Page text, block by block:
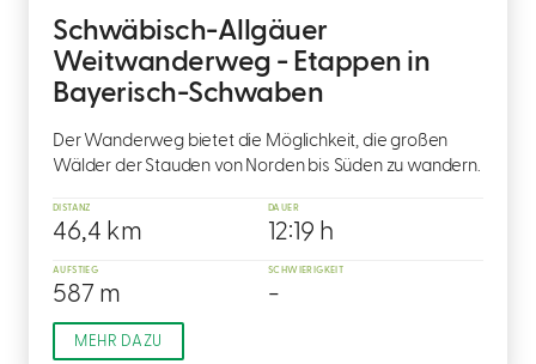
Schwäbisch-Allgäuer
Weitwanderweg - Etappen in
Bayerisch-Schwaben
Der Wanderweg bietet die Möglichkeit, die großen
Wälder der Stauden von Norden bis Süden zu wandern.
DISTANZ
46,4 km
DAUER
12:19 h
AUFSTIEG
587 m
SCHWIERIGKEIT
-
MEHR DAZU